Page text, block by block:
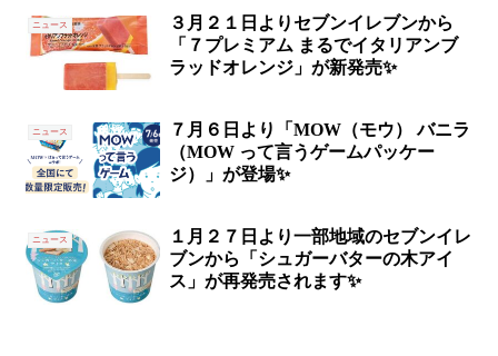
ニュース
３月２１日よりセブンイレブンから
「７プレミアム まるでイタリアンブ
ラッドオレンジ」が新発売✨
ニュース
７月６日より「MOW（モウ） バニラ
（MOW って言うゲームパッケー
ジ）」が登場✨
ニュース
１月２７日より一部地域のセブンイレ
ブンから「シュガーバターの木アイ
ス」が再発売されます✨